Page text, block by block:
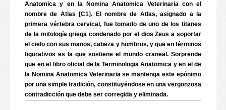
Anatomica y en la Nomina Anatomica Veterinaria con el
nombre de Atlas [C1]. El nombre de Atlas, asignado a la
primera vértebra cervical, fue tomado de uno de los titanes
de la mitología griega condenado por el dios Zeus a soportar
el cielo con sus manos, cabeza y hombros, y que en términos
figurativos es la que sostiene el mundo craneal. Sorprende
que en el libro oficial de la Terminologia Anatomica y en el de
la Nomina Anatomica Veterinaria se mantenga este epónimo
por una simple tradición, constituyéndose en una vergonzosa
contradicción que debe ser corregida y eliminada.